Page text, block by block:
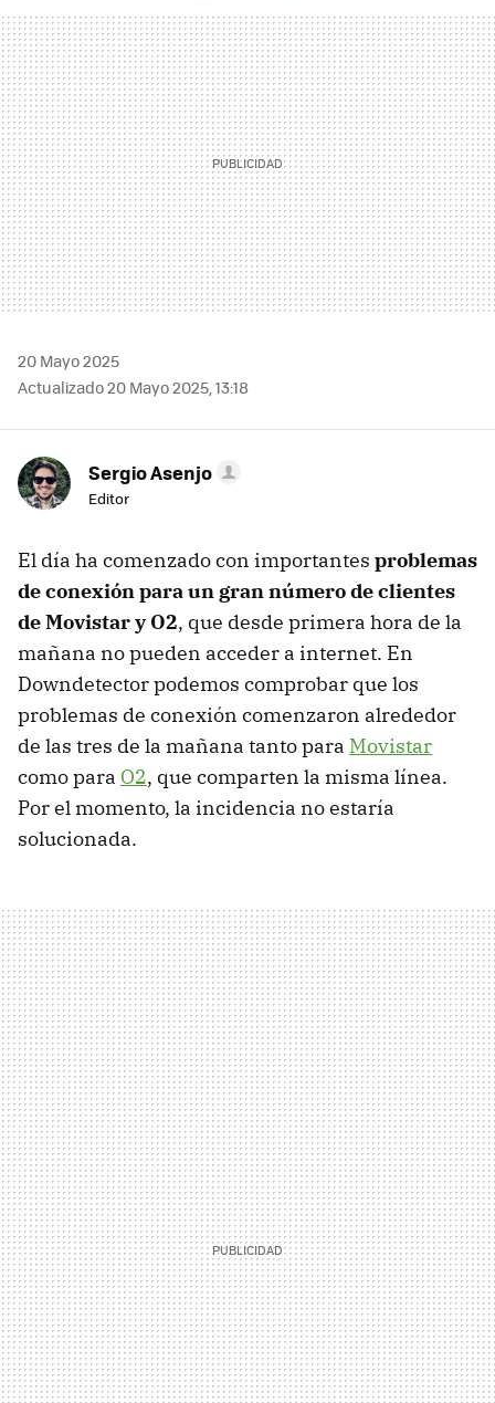
MAIL
20 Mayo 2025
Actualizado 20 Mayo 2025, 13:18
Sergio Asenjo
Editor
El día ha comenzado con importantes problemas
de conexión para un gran número de clientes
de Movistar y O2, que desde primera hora de la
mañana no pueden acceder a internet. En
Downdetector podemos comprobar que los
problemas de conexión comenzaron alrededor
de las tres de la mañana tanto para Movistar
como para O2, que comparten la misma línea.
Por el momento, la incidencia no estaría
solucionada.